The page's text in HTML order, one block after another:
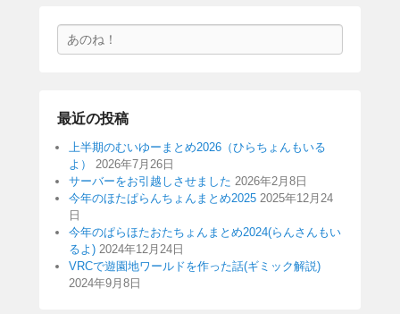
索
最近の投稿
上半期のむいゆーまとめ2026（ひらちょんもいる
よ）
2026年7月26日
サーバーをお引越しさせました 2026年2月8日
今年のほたぱらんちょんまとめ2025 2025年12月24
日
今年のぱらほたおたちょんまとめ2024(らんさんもい
るよ) 2024年12月24日
VRCで遊園地ワールドを作った話(ギミック解説)
2024年9月8日